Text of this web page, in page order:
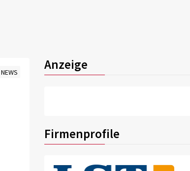
NEWS
Anzeige
Firmenprofile